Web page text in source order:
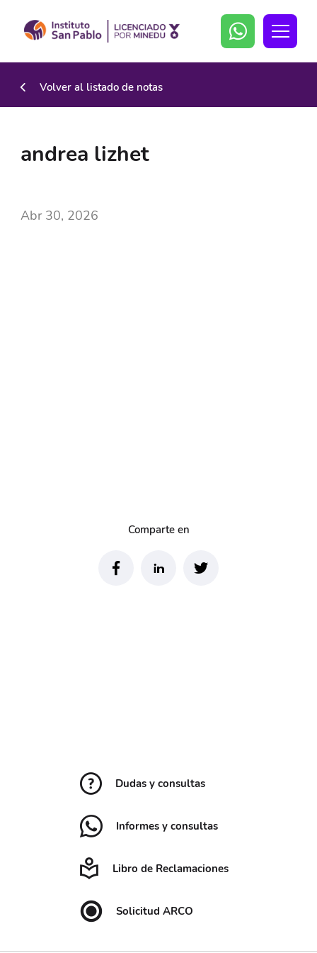
Volver al listado de notas
andrea lizhet
Abr 30, 2026
Comparte en
Dudas y consultas
Informes y consultas
Libro de Reclamaciones
Solicitud ARCO